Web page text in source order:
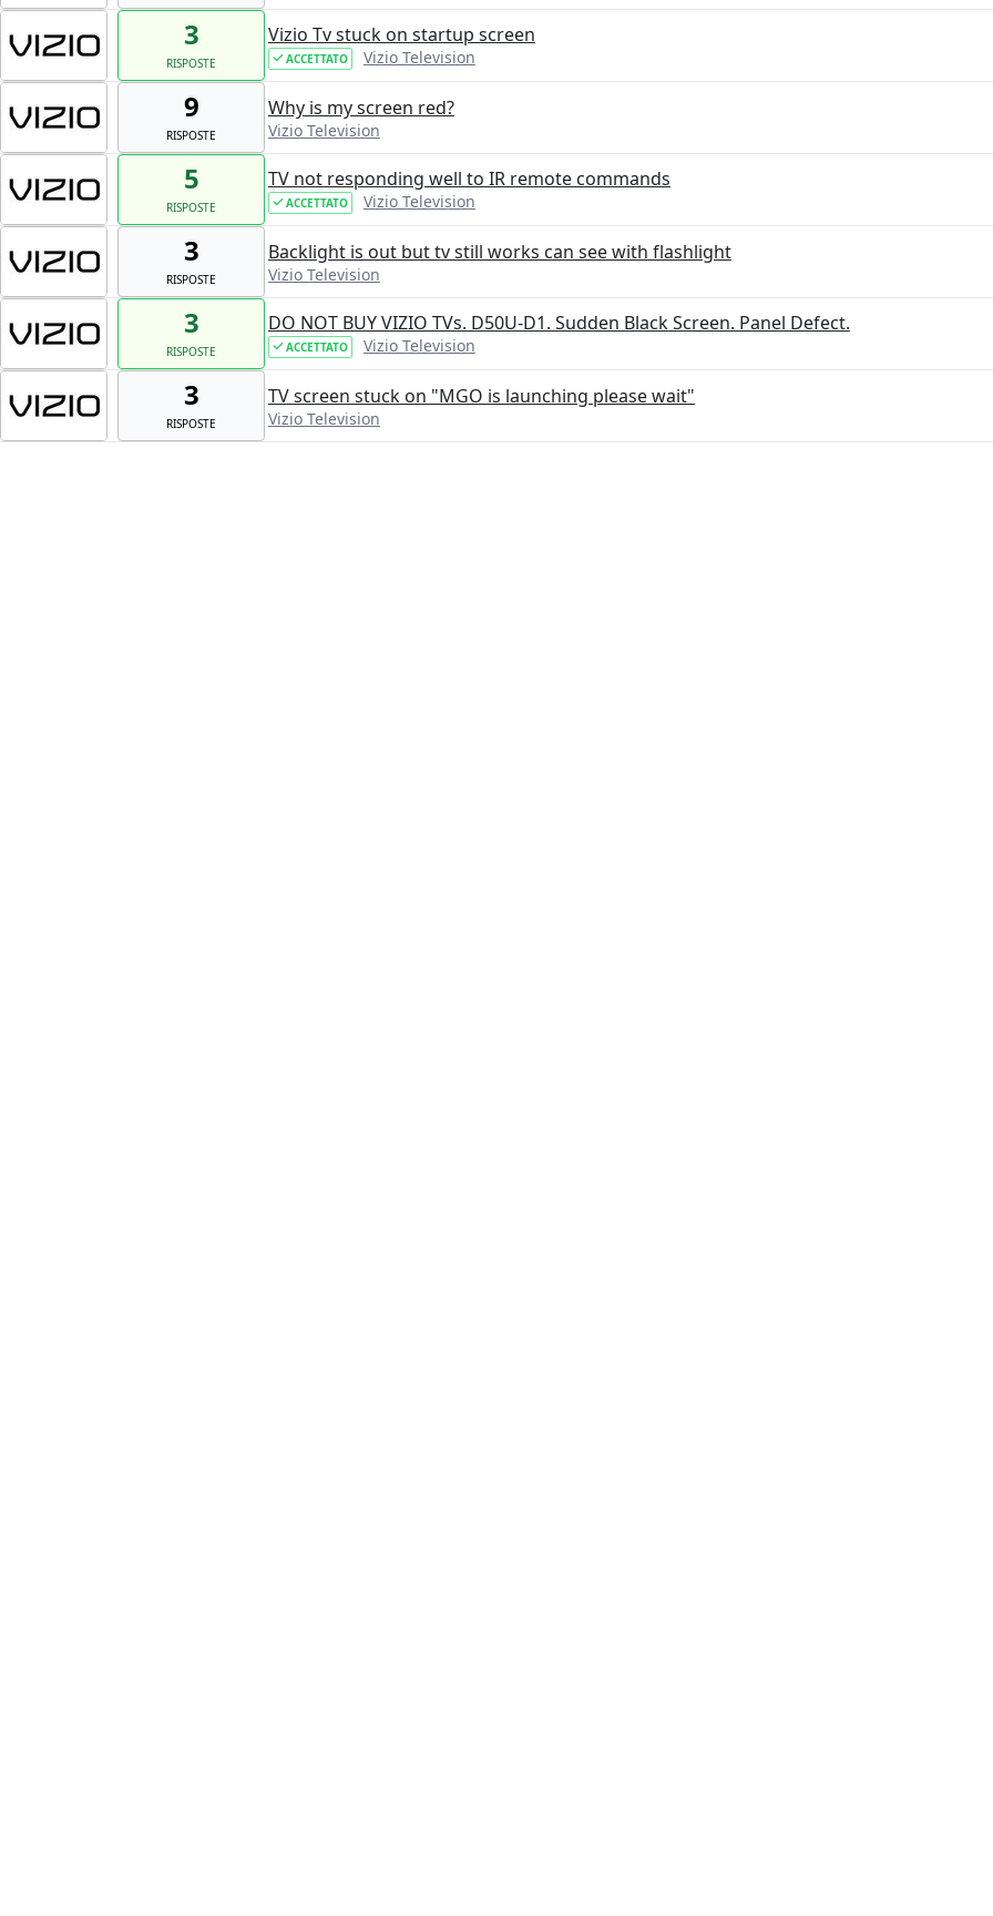
3
RISPOSTE
Vizio Tv stuck on startup screen
ACCETTATO Vizio Television
9
RISPOSTE
Why is my screen red?
Vizio Television
5
RISPOSTE
TV not responding well to IR remote commands
ACCETTATO Vizio Television
3
RISPOSTE
Backlight is out but tv still works can see with flashlight
Vizio Television
3
RISPOSTE
DO NOT BUY VIZIO TVs. D50U-D1. Sudden Black Screen. Panel Defect.
ACCETTATO Vizio Television
3
RISPOSTE
TV screen stuck on "MGO is launching please wait"
Vizio Television